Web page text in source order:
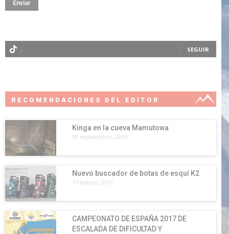
SEGUIR
RECOMENDACIONES DEL EDITOR
Kinga en la cueva Mamutowa
30 septiembre, 2016
Nuevo buscador de botas de esquí K2
17 marzo, 2017
CAMPEONATO DE ESPAÑA 2017 DE
ESCALADA DE DIFICULTAD Y